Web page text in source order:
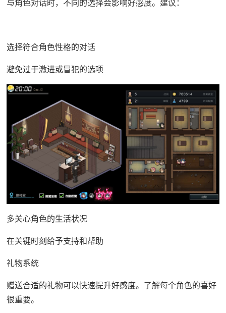
与角色对话时，不同的选择会影响好感度。建议：
选择符合角色性格的对话
避免过于激进或冒犯的选项
多关心角色的生活状况
在关键时刻给予支持和帮助
礼物系统
赠送合适的礼物可以快速提升好感度。了解每个角色的喜好
很重要。